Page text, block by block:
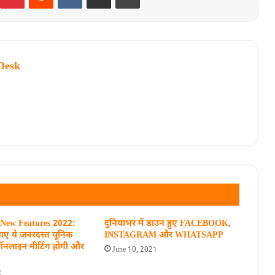
Features 2022:
ये जबरदस्त यूनिक
मीटिंग होगी और
दुनियाभर में डाउन हुए FACEBOOK,
INSTAGRAM और WHATSAPP
June 10, 2021